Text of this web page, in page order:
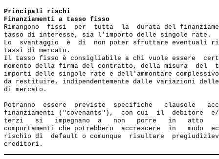
Principali rischi
Finanziamenti a tasso fisso
Rimangono  fissi  per  tutta  la  durata del
tasso di interesse, sia l'importo delle singole rate.
Lo  svantaggio  è  di  non poter sfruttare eventuali
tassi di mercato.
Il tasso fisso è consigliabile a chi vuole essere
momento della firma del contratto, della misura  del
importi delle singole rate e dell'ammontare
da restituire, indipendentemente dalle variazioni
di mercato.
Potranno  essere  previste  specifiche   clausole
finanziamenti ("covenants"),  con cui  il  debitore
terzi   si   impegnano  a   non   porre   in   atto
comportamenti che potrebbero  accrescere  in   modo
rischio di  default o comunque  risultare